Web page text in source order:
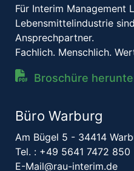
Für Interim Management
Lebensmittelindustrie
Ansprechpartner.
Fachlich. Menschlich.
Broschüre
Büro Warburg
Am Bügel 5 - 34414
Tel. : +49 5641 7472 850
E-Mail@rau-interim.de